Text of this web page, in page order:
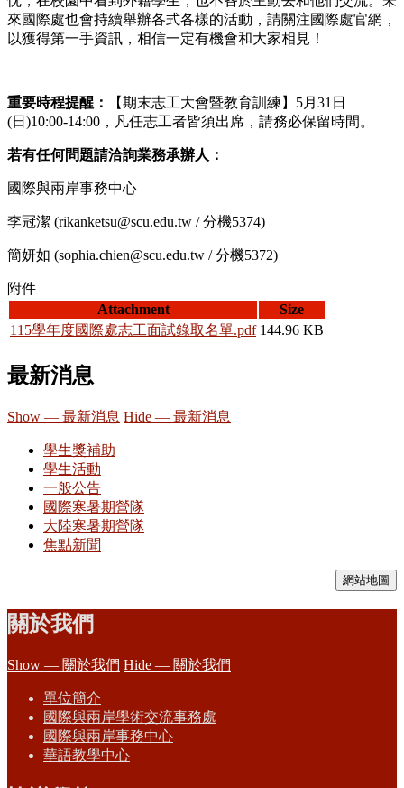
來國際處也會持續舉辦各式各樣的活動，請關注國際處官網，
以獲得第一手資訊，相信一定有機會和大家相見！
重要時程提醒：
【期末志工大會暨教育訓練】5月31日
(日)10:00-14:00，凡任志工者皆須出席，請務必保留時間。
若有任何問題請洽詢業務承辦人：
國際與兩岸事務中心
李冠潔 (rikanketsu@scu.edu.tw / 分機5374)
簡妍如 (sophia.chien@scu.edu.tw / 分機5372)
附件
Attachment
Size
115學年度國際處志工面試錄取名單.pdf 144.96 KB
最新消息
Show — 最新消息 Hide — 最新消息
學生獎補助
學生活動
一般公告
國際寒暑期營隊
大陸寒暑期營隊
焦點新聞
網站地圖
關於我們
Show — 關於我們 Hide — 關於我們
單位簡介
國際與兩岸學術交流事務處
國際與兩岸事務中心
華語教學中心